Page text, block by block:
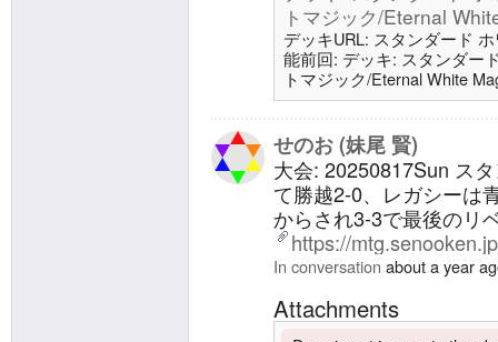
トマジック/Eternal
デッキURL: スタンダード
能前回: デッキ: スタンダー
トマジック/Eternal White
ホワイトデッキ製作者/Deck
Deck17 生物/Creature1 未
せのお (妹尾 賢)
大会: 20250817Sun ス
て勝越2-0、レガシーは
からされ3-3で最後のリ
https://
In conversation about a year
Attachments